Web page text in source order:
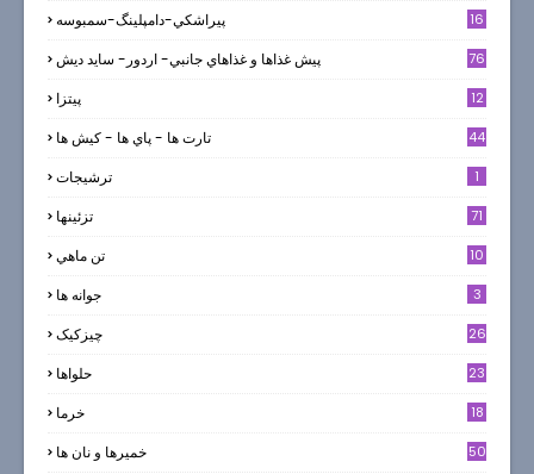
پيراشكي-دامپلينگ-سمبوسه 16
پيش غذاها و غذاهاي جانبي- اردور- سايد ديش 76
پیتزا 12
تارت ها - پاي ها - كيش ها 44
ترشيجات 1
تزئینها 71
تن ماهي 10
جوانه ها 3
چیزکیک 26
حلواها 23
خرما 18
خميرها و نان ها 50